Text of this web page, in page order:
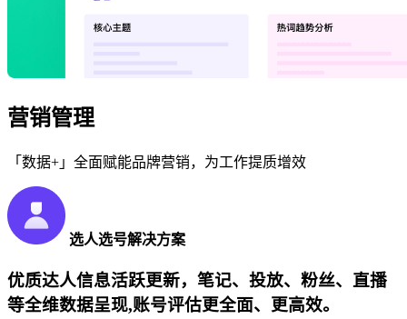
营销管理
「数据+」全面赋能品牌营销，为工作提质增效
选人选号解决方案
优质达人信息活跃更新，笔记、投放、粉丝、直播
等全维数据呈现,账号评估更全面、更高效。